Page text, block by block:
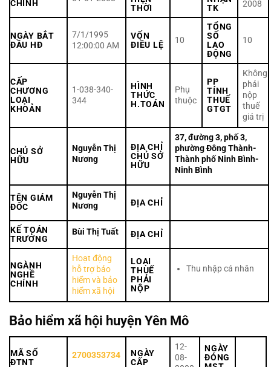
CHÍNH
THỜI
TK
2008
NGÀY BẮT
ĐẦU HĐ
7/1/1995
12:00:00 AM
VỐN
ĐIỀU LỆ
10
TỔNG
SỐ
LAO
ĐỘNG
10
CẤP
CHƯƠNG
LOẠI
KHOẢN
1-038-340-
344
HÌNH
THỨC
H.TOÁN
Phụ
thuộc
PP
TÍNH
THUẾ
GTGT
Không
phải
nộp
thuế
giá trị
CHỦ SỞ
HỮU
Nguyễn Thị
Nương
ĐỊA CHỈ
CHỦ SỞ
HỮU
37, đường 3, phố 3,
phường Đông Thành-
Thành phố Ninh Bình-
Ninh Bình
TÊN GIÁM
ĐỐC
Nguyễn Thị
Nương
ĐỊA CHỈ
KẾ TOÁN
TRƯỞNG
Bùi Thị Tuất ĐỊA CHỈ
NGÀNH
NGHỀ
CHÍNH
Hoạt động
hỗ trợ bảo
hiểm và bảo
hiểm xã hội
LOẠI
THUẾ
PHẢI
NỘP
Thu nhập cá nhân
Bảo hiểm xã hội huyện Yên Mô
MÃ SỐ
ĐTNT
2700353734
NGÀY
CẤP
12-
08-
NGÀY
ĐÓNG